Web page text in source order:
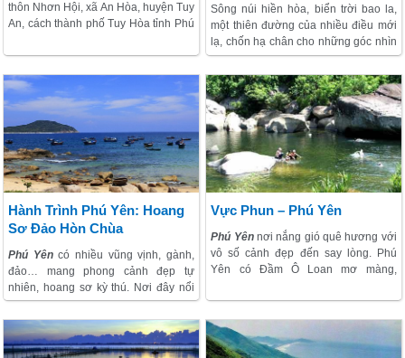
thôn Nhơn Hội, xã An Hòa, huyện Tuy
An, cách thành phố Tuy Hòa tỉnh Phú
Bắc. Trải qua thời gian và sự bào
mòn của sóng biển, dãy núi nhô ra
biển giờ chỉ còn là hai hòn đảo nhỏ ở
cách bờ khoảng 100m, một lớn gọi là
Hòn Yến, nhỏ hơn là hòn Sụn, tạo
nên một hình ảnh có đôi thật tình tứ…
Sông núi hiền hòa, biển trời bao la,
một thiên đường của nhiều điều mới
lạ, chốn hạ chân cho những góc nhìn
cảnh đẹp. Nép hẳn mình vào bên
trong bờ biển, nơi yên bình của
những rạng sáng tinh mơ, thổn thức
đợi chờ từng chuyến đi câu cá, là mái
nhà của nhiều dân chài sát biển, là
cửa ngõ của từng địa dang nổi tiếng
ẩn sâu trong vịnh.
Hành Trình Phú Yên: Hoang
Sơ Đảo Hòn Chùa
Phú Yêncó nhiều vũng vịnh, gành,
đảo… mang phong cảnh đẹp tự
nhiên, hoang sơ kỳ thú. Nơi đây nổi
tiếng với địa điểm chuyến đi hấp dẫn
nhưVũng Rô, biển Đại Lãnh, vịnh
Xuân Đài, đặc biệt là đảo Hòn Chùa.
Vực Phun – Phú Yên
Phú Yênnơi nắng gió quê hương với
vô số cảnh đẹp đến say lòng. Phú
Yên có Đầm Ô Loan mơ màng,
Điện, biển Đại Lãnh… những địa
danh làm bất kỳ ai cũng phải mê mẩn
ngay từ lần đầu đặt chân đến trải
nghiệm Phú Yên. Đặc biệt, nơi đây